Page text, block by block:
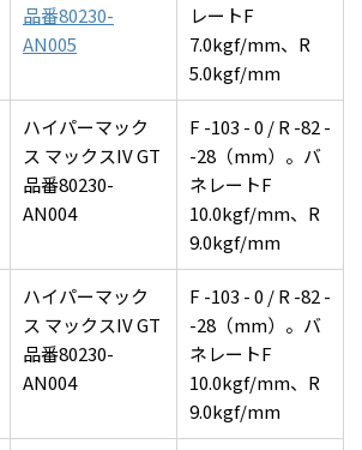
品番80230-
AN005
レートF
7.0kgf/mm、R
5.0kgf/mm
ハイパーマック
ス マックスIV GT
品番80230-
AN004
F -103 - 0 / R -82 -
-28（mm）。バ
ネレートF
10.0kgf/mm、R
9.0kgf/mm
ハイパーマック
ス マックスIV GT
品番80230-
AN004
F -103 - 0 / R -82 -
-28（mm）。バ
ネレートF
10.0kgf/mm、R
9.0kgf/mm